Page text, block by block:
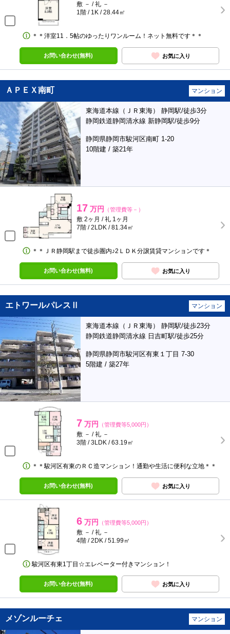
敷 － / 礼 －
1階 / 1K / 28.44㎡
＊＊洋室11．5帖のゆったりワンルーム！ネット無料です＊＊
お問い合わせ(無料) お気に入り
ＡＰＥＸ南町 マンション
東海道本線（ＪＲ東海） 静岡駅/徒歩3分
静岡鉄道静岡清水線 新静岡駅/徒歩9分
静岡県静岡市駿河区南町 1-20
10階建 / 築21年
17 万円 （管理費等－）
敷 2ヶ月 / 礼 1ヶ月
7階 / 2LDK / 81.34㎡
＊＊ＪＲ静岡駅まで徒歩圏内♪2ＬＤＫ分譲賃貸マンションです＊
お問い合わせ(無料) お気に入り
エトワールパレスⅡ マンション
東海道本線（ＪＲ東海） 静岡駅/徒歩23分
静岡鉄道静岡清水線 日吉町駅/徒歩25分
静岡県静岡市駿河区有東１丁目 7-30
5階建 / 築27年
7 万円 （管理費等5,000円）
敷 － / 礼 －
3階 / 3LDK / 63.19㎡
＊＊駿河区有東のＲＣ造マンション！通勤や生活に便利な立地＊＊
お問い合わせ(無料) お気に入り
6 万円 （管理費等5,000円）
敷 － / 礼 －
4階 / 2DK / 51.99㎡
駿河区有東1丁目☆エレベーター付きマンション！
お問い合わせ(無料) お気に入り
メゾンルーチェ マンション